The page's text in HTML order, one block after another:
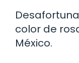
color de
México.